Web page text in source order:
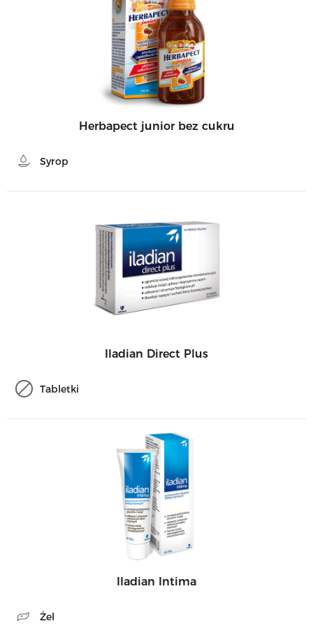
Herbapect junior bez cukru
Syrop
Iladian Direct Plus
Tabletki
Iladian Intima
Żel